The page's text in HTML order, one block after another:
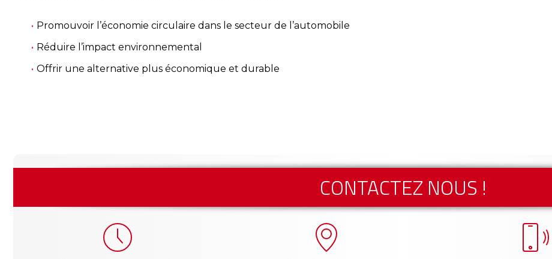
Promouvoir l’économie circulaire dans le secteur de l’automobile
Réduire l’impact environnemental
Offrir une alternative plus économique et durable
CONTACTEZ NOUS !